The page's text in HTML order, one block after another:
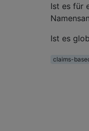
Ist es für
Ist es
claims-